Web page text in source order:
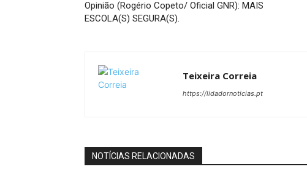
Opinião (Rogério Copeto/ Oficial GNR): MAIS
ESCOLA(S) SEGURA(S).
Teixeira Correia
https://lidadornoticias.pt
NOTÍCIAS RELACIONADAS